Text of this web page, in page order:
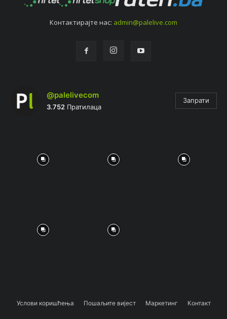
Контактирајтe нас: admin@palelive.com
@palelivecom
3.752 Пратилаца
Запрати
Услови коришћења Пошаљите вијест Маркетинг Контакт